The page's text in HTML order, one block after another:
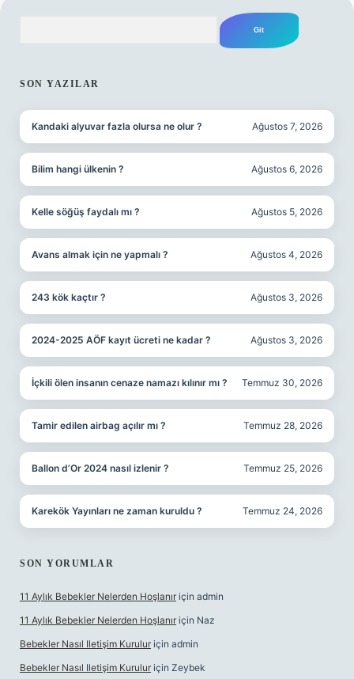
SON YAZILAR
Kandaki alyuvar fazla olursa ne olur ? Ağustos 7, 2026
Bilim hangi ülkenin ? Ağustos 6, 2026
Kelle söğüş faydalı mı ? Ağustos 5, 2026
Avans almak için ne yapmalı ? Ağustos 4, 2026
243 kök kaçtır ? Ağustos 3, 2026
2024-2025 AÖF kayıt ücreti ne kadar ? Ağustos 3, 2026
İçkili ölen insanın cenaze namazı kılınır mı ? Temmuz 30, 2026
Tamir edilen airbag açılır mı ? Temmuz 28, 2026
Ballon d’Or 2024 nasıl izlenir ? Temmuz 25, 2026
Karekök Yayınları ne zaman kuruldu ? Temmuz 24, 2026
SON YORUMLAR
11 Aylık Bebekler Nelerden Hoşlanır için admin
11 Aylık Bebekler Nelerden Hoşlanır için Naz
Bebekler Nasıl Iletişim Kurulur için admin
Bebekler Nasıl Iletişim Kurulur için Zeybek